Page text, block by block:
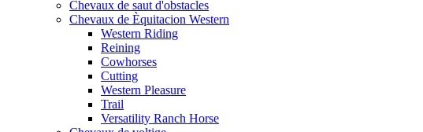
Chevaux de saut d'obstacles
Chevaux de Èquitacion Western
Western Riding
Reining
Cowhorses
Cutting
Western Pleasure
Trail
Versatility Ranch Horse